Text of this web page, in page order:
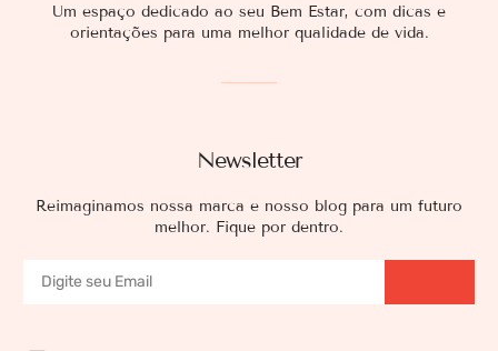
Newsletter
Reimaginamos nossa marca e nosso blog para um futuro
melhor. Fique por dentro.
Um espaço dedicado ao seu Bem Estar, com dicas e
orientações para uma melhor qualidade de vida.